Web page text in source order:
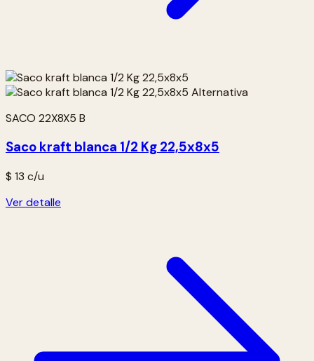
SACO 22X8X5 B
Saco kraft blanca 1/2 Kg 22,5x8x5
$ 13 c/u
Ver detalle